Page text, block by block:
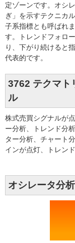
定ゾーンです。オシ
ぎ」を示すテクニカ
子系指標とも呼ばれ
す。トレンドフォロ
り、下がり続けると
代表的です。
3762 テクマト
ル
株式売買シグナルが
ー分析、トレンド分
ター分析、チャート
インが点灯、トレン
オシレータ分析